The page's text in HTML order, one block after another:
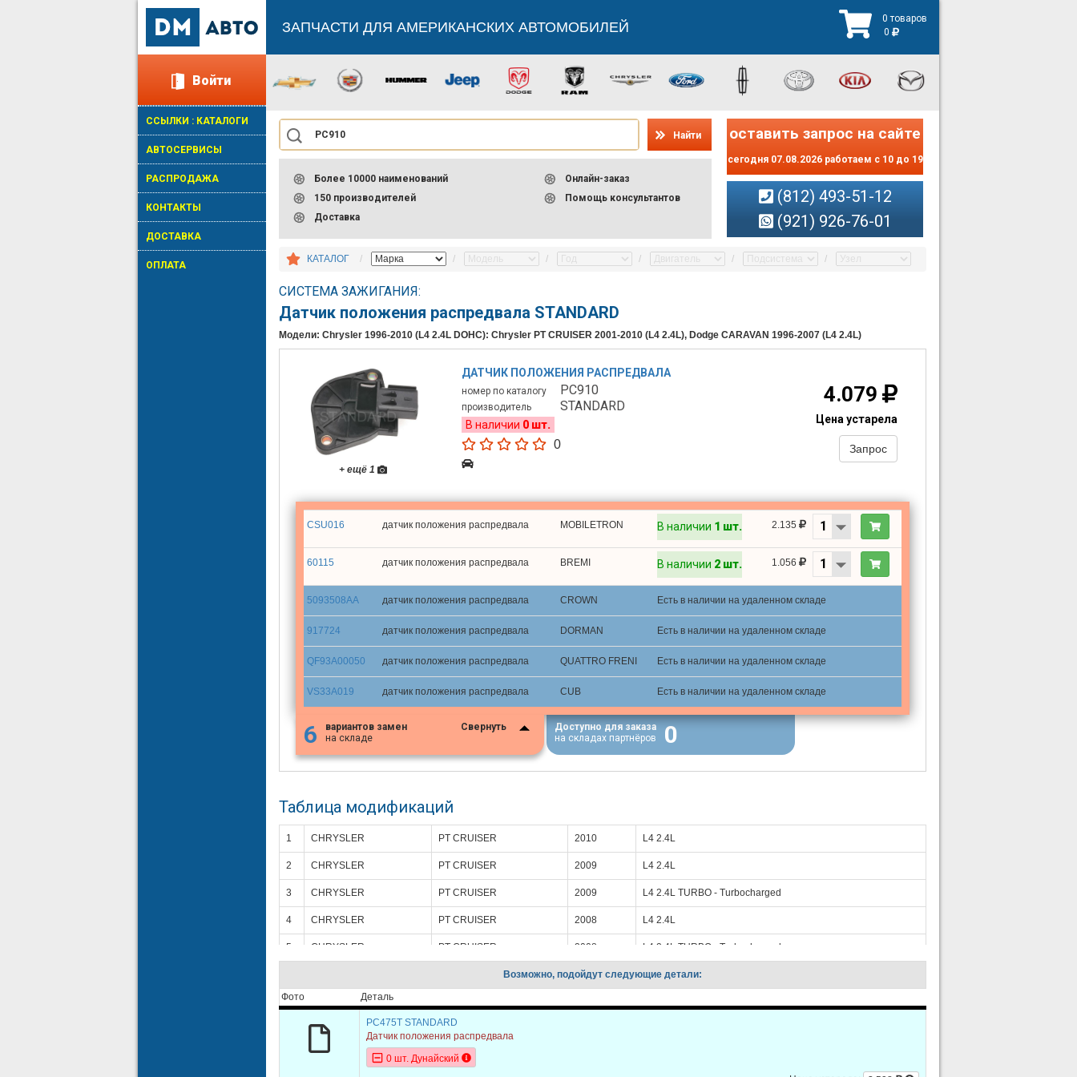
Войти
ССЫЛКИ : КАТАЛОГИ
АВТОСЕРВИСЫ
РАСПРОДАЖА
КОНТАКТЫ
ДОСТАВКА
ОПЛАТА
ЗАПЧАСТИ ДЛЯ АМЕРИКАНСКИХ АВТОМОБИЛЕЙ
0 товаров
0
Найти
Более 10000 наименований
150 производителей
Доставка
Онлайн-заказ
Помощь консультантов
оставить запрос на сайте
сегодня 07.08.2026 работаем с 10 до 19
(812) 493-51-12
(921) 926-76-01
КАТАЛОГ
СИСТЕМА ЗАЖИГАНИЯ:
Датчик положения распредвала STANDARD
Модели: Chrysler 1996-2010 (L4 2.4L DOHC): Chrysler PT CRUISER 2001-2010 (L4 2.4L), Dodge CARAVAN 1996-2007 (L4 2.4L)
+ ещё 1
ДАТЧИК ПОЛОЖЕНИЯ РАСПРЕДВАЛА
номер по каталогу PC910
производитель STANDARD
В наличии 0 шт.
0
4.079
Цена устарела
Запрос
CSU016 датчик положения распредвала MOBILETRON В наличии 1 шт. 2.135
60115 датчик положения распредвала BREMI В наличии 2 шт. 1.056
5093508AA датчик положения распредвала CROWN Есть в наличии на удаленном складе
917724 датчик положения распредвала DORMAN Есть в наличии на удаленном складе
QF93A00050 датчик положения распредвала QUATTRO FRENI Есть в наличии на удаленном складе
VS33A019 датчик положения распредвала CUB Есть в наличии на удаленном складе
6
вариантов замен
на складе
Свернуть
Доступно для заказа
на складах партнёров
0
Таблица модификаций
1 CHRYSLER PT CRUISER 2010 L4 2.4L
2 CHRYSLER PT CRUISER 2009 L4 2.4L
3 CHRYSLER PT CRUISER 2009 L4 2.4L TURBO - Turbocharged
4 CHRYSLER PT CRUISER 2008 L4 2.4L
5 CHRYSLER PT CRUISER 2008 L4 2.4L TURBO - Turbocharged
2007 L4 2.4L
7 CHRYSLER
CHRYSLER PT CRUISER
CHRYSLER PT CRUISER
Возможно, подойдут следующие детали:
Фото
Деталь
PC475T STANDARD
Датчик положения распредвала
0 шт. Дунайский